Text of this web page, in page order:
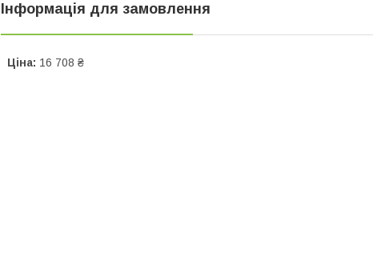
Інформація для замовлення
Ціна: 16 708 ₴